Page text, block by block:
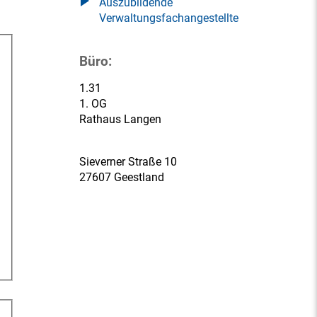
Verwaltungsfachangestellte
Büro:
1.31
1. OG
Rathaus Langen
Sieverner Straße 10
27607 Geestland